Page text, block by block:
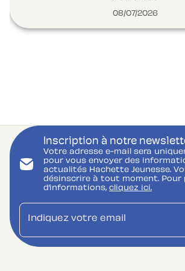
08/07/2026
Inscription à notre
Votre adresse e-mail sera
pour vous envoyer des
actualités Hachette Jeunesse.
désinscrire à tout moment. Pour
d’informations, cliquez ici.
Indiquez votre email